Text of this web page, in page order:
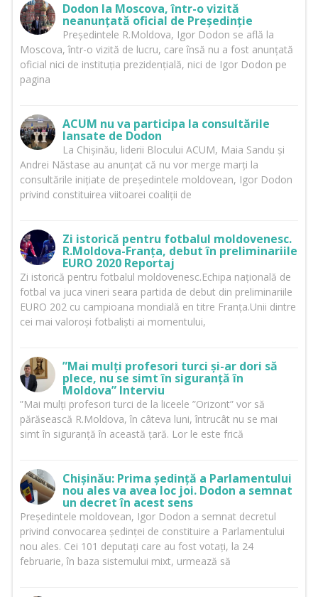
Dodon la Moscova, într-o vizită
neanunțată oficial de Președinție
Președintele R.Moldova, Igor Dodon se află la
Moscova, într-o vizită de lucru, care însă nu a fost anunțată
oficial nici de instituția prezidențială, nici de Igor Dodon pe
pagina
ACUM nu va participa la consultările
lansate de Dodon
La Chișinău, liderii Blocului ACUM, Maia Sandu și
Andrei Năstase au anunțat că nu vor merge marți la
consultările inițiate de președintele moldovean, Igor Dodon
privind constituirea viitoarei coaliții de
Zi istorică pentru fotbalul moldovenesc.
R.Moldova-Franța, debut în preliminariile
EURO 2020 Reportaj
Zi istorică pentru fotbalul moldovenesc.Echipa națională de
fotbal va juca vineri seara partida de debut din preliminariile
EURO 202 cu campioana mondială en titre Franța.Unii dintre
cei mai valoroși fotbaliști ai momentului,
”Mai mulți profesori turci și-ar dori să
plece, nu se simt în siguranță în
Moldova” Interviu
”Mai mulți profesori turci de la liceele ”Orizont” vor să
părăsească R.Moldova, în câteva luni, întrucât nu se mai
simt în siguranță în această țară. Lor le este frică
Chișinău: Prima ședință a Parlamentului
nou ales va avea loc joi. Dodon a semnat
un decret în acest sens
Președintele moldovean, Igor Dodon a semnat decretul
privind convocarea ședinței de constituire a Parlamentului
nou ales. Cei 101 deputați care au fost votați, la 24
februarie, în baza sistemului mixt, urmează să